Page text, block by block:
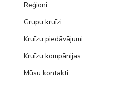
Reģioni
Grupu kruīzi
Kruīzu piedāvājumi
Kruīzu kompānijas
Mūsu kontakti